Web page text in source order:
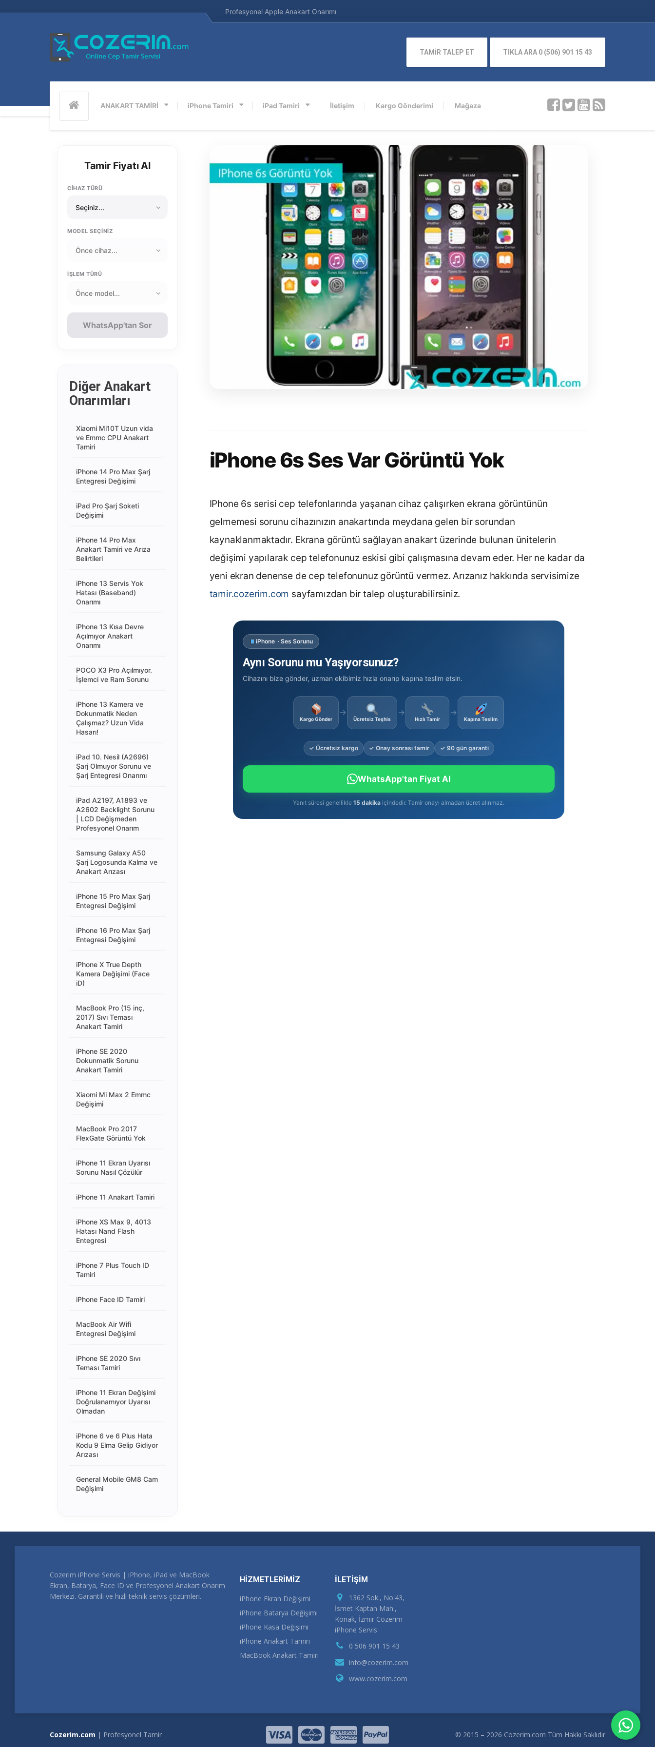
Profesyonel Apple Anakart Onarımı
ANAKART TAMİRİ iPhone Tamiri iPad Tamiri İletişim Kargo Gönderimi Mağaza
TAMİR TALEP ET TIKLA ARA 0 (506) 901 15 43
iPhone 6s Ses Var…
iPhone 6s Ses Var Görüntü Yok
IPhone 6s serisi cep telefonlarında yaşanan cihaz çalışırken ekrana görüntünün
gelmemesi sorunu cihazınızın anakartında meydana gelen bir sorundan
kaynaklanmaktadır. Ekrana görüntü sağlayan anakart üzerinde bulunan ünitelerin
değişimi yapılarak cep telefonunuz eskisi gibi çalışmasına devam eder. Her ne kadar da
yeni ekran denense de cep telefonunuz görüntü vermez. Arızanız hakkında servisimize
tamir.cozerim.com sayfamızdan bir talep oluşturabilirsiniz.
iPhone · Ses Sorunu
Aynı Sorunu mu Yaşıyorsunuz?
Cihazını bize gönder, uzman ekibimiz hızla onarıp kapına teslim etsin.
Kargo Gönder
→
Ücretsiz Teşhis
→
Hızlı Tamir
→
Kapına Teslim
✓ Ücretsiz kargo ✓ Onay sonrası tamir ✓ 90 gün garanti
WhatsApp'tan Fiyat Al
Yanıt süresi genellikle15 dakika içindedir. Tamir onayı almadan ücret alınmaz.
Tamir Fiyatı Al
CİHAZ TÜRÜ
MODEL SEÇİNİZ
İŞLEM TÜRÜ
WhatsApp'tan Sor
Diğer Anakart
Onarımları
Xiaomi Mi10T Uzun vida
ve Emmc CPU Anakart
Tamiri
iPhone 14 Pro Max Şarj
Entegresi Değişimi
iPad Pro Şarj Soketi
Değişimi
iPhone 14 Pro Max
Anakart Tamiri ve Arıza
Belirtileri
iPhone 13 Servis Yok
Hatası (Baseband)
Onarımı
iPhone 13 Kısa Devre
Açılmıyor Anakart
Onarımı
POCO X3 Pro Açılmıyor.
İşlemci ve Ram Sorunu
iPhone 13 Kamera ve
Dokunmatik Neden
Çalışmaz? Uzun Vida
Hasarı!
iPad 10. Nesil (A2696)
Şarj Olmuyor Sorunu ve
Şarj Entegresi Onarımı
iPad A2197, A1893 ve
A2602 Backlight Sorunu
| LCD Değişmeden
Profesyonel Onarım
Samsung Galaxy A50
Şarj Logosunda Kalma ve
Anakart Arızası
iPhone 15 Pro Max Şarj
Entegresi Değişimi
iPhone 16 Pro Max Şarj
Entegresi Değişimi
iPhone X True Depth
Kamera Değişimi (Face
iD)
MacBook Pro (15 inç,
2017) Sıvı Teması
Anakart Tamiri
iPhone SE 2020
Dokunmatik Sorunu
Anakart Tamiri
Xiaomi Mi Max 2 Emmc
Değişimi
MacBook Pro 2017
FlexGate Görüntü Yok
iPhone 11 Ekran Uyarısı
Sorunu Nasıl Çözülür
iPhone 11 Anakart Tamiri
iPhone XS Max 9, 4013
Hatası Nand Flash
Entegresi
iPhone 7 Plus Touch ID
Tamiri
iPhone Face ID Tamiri
MacBook Air Wifi
Entegresi Değişimi
iPhone SE 2020 Sıvı
Teması Tamiri
iPhone 11 Ekran Değişimi
Doğrulanamıyor Uyarısı
Olmadan
iPhone 6 ve 6 Plus Hata
Kodu 9 Elma Gelip Gidiyor
Arızası
General Mobile GM8 Cam
Değişimi
Cozerim iPhone Servis | iPhone, iPad ve MacBook
Ekran, Batarya, Face ID ve Profesyonel Anakart Onarım
Merkezi. Garantili ve hızlı teknik servis çözümleri.
HİZMETLERİMİZ
iPhone Ekran Değişimi
iPhone Batarya Değişimi
iPhone Kasa Değişimi
iPhone Anakart Tamiri
MacBook Anakart Tamiri
İLETİŞİM
1362 Sok., No:43,
İsmet Kaptan Mah.,
Konak, İzmir Cozerim
iPhone Servis
0 506 901 15 43
info@cozerim.com
www.cozerim.com
Cozerim.com | Profesyonel Tamir © 2015 – 2026 Cozerim.com Tüm Hakkı Saklıdır